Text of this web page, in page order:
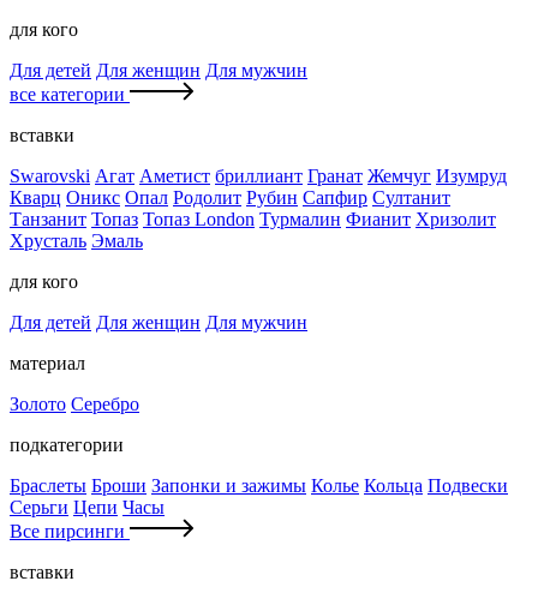
для кого
Для детей Для женщин Для мужчин
все категории
вставки
Swarovski Агат Аметист бриллиант Гранат Жемчуг Изумруд
Кварц Оникс Опал Родолит Рубин Сапфир Султанит
Танзанит Топаз Топаз London Турмалин Фианит Хризолит
Хрусталь Эмаль
для кого
Для детей Для женщин Для мужчин
материал
Золото Серебро
подкатегории
Браслеты Броши Запонки и зажимы Колье Кольца Подвески
Серьги Цепи Часы
Все пирсинги
вставки